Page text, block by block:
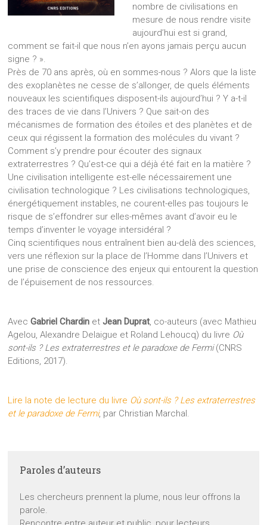
nombre de civilisations en
mesure de nous rendre visite
aujourd’hui est si grand,
comment se fait-il que nous n’en ayons jamais perçu aucun
signe ? ».
Près de 70 ans après, où en sommes-nous ? Alors que la liste
des exoplanètes ne cesse de s’allonger, de quels éléments
nouveaux les scientifiques disposent-ils aujourd’hui ? Y a-t-il
des traces de vie dans l’Univers ? Que sait-on des
mécanismes de formation des étoiles et des planètes et de
ceux qui régissent la formation des molécules du vivant ?
Comment s’y prendre pour écouter des signaux
extraterrestres ? Qu’est-ce qui a déjà été fait en la matière ?
Une civilisation intelligente est-elle nécessairement une
civilisation technologique ? Les civilisations technologiques,
énergétiquement instables, ne courent-elles pas toujours le
risque de s’effondrer sur elles-mêmes avant d’avoir eu le
temps d’inventer le voyage intersidéral ?
Cinq scientifiques nous entraînent bien au-delà des sciences,
vers une réflexion sur la place de l’Homme dans l’Univers et
une prise de conscience des enjeux qui entourent la question
de l’épuisement de nos ressources.
AvecGabriel Chardin etJean Duprat, co-auteurs (avec Mathieu
Agelou, Alexandre Delaigue et Roland Lehoucq) du livre Où
sont-ils ? Les extraterrestres et le paradoxe de Fermi(CNRS
Editions, 2017).
Lire la note de lecture du livre Où sont-ils ? Les extraterrestres
et le paradoxe de Fermi, par Christian Marchal.
Paroles d’auteurs
Les chercheurs prennent la plume, nous leur offrons la
parole.